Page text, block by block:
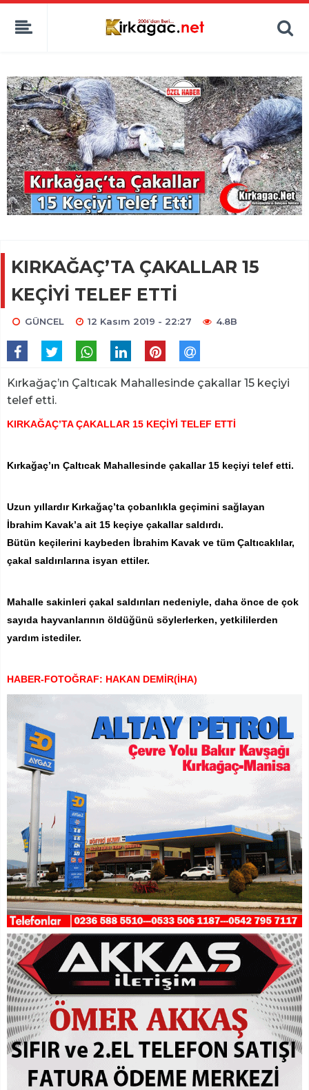
KIRKAĞAÇ’TA ÇAKALLAR 15
KEÇİYİ TELEF ETTİ
GÜNCEL 12 Kasım 2019 - 22:27 4.8B
Kırkağaç’ın Çaltıcak Mahallesinde çakallar 15 keçiyi
telef etti.
KIRKAĞAÇ’TA ÇAKALLAR 15 KEÇİYİ TELEF ETTİ
Kırkağaç’ın Çaltıcak Mahallesinde çakallar 15 keçiyi telef etti.
Uzun yıllardır Kırkağaç’ta çobanlıkla geçimini sağlayan
İbrahim Kavak’a ait 15 keçiye çakallar saldırdı.
Bütün keçilerini kaybeden İbrahim Kavak ve tüm Çaltıcaklılar,
çakal saldırılarına isyan ettiler.
Mahalle sakinleri çakal saldırıları nedeniyle, daha önce de çok
sayıda hayvanlarının öldüğünü söylerlerken, yetkililerden
yardım istediler.
HABER-FOTOĞRAF: HAKAN DEMİR(İHA)